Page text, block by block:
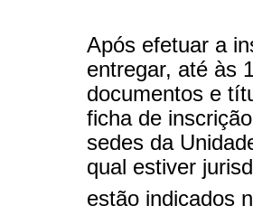
Após efetuar a
entregar, até às
documentos e
ficha de
sedes da
qual estiver
estão indicados